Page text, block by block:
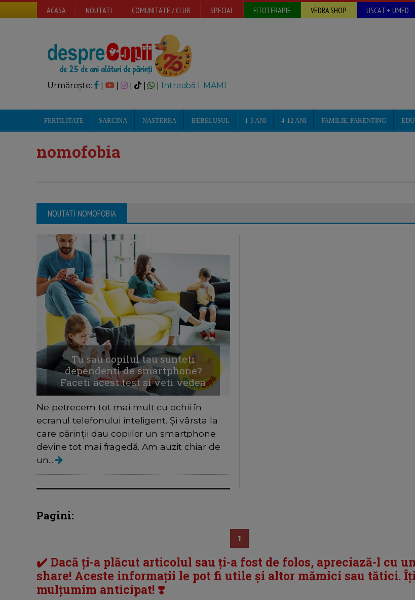
ACASA NOUTATI COMUNITATE / CLUB SPECIAL FITOTERAPIE VEDRA SHOP USCAT + UMED
Urmărește: | | Intreabă I-MAMI
FERTILITATE SARCINA NASTEREA BEBELUSUL 1-3 ANI 4-12 ANI FAMILIE, PARENTING
nomofobia
NOUTATI NOMOFOBIA
Tu sau copilul tau sunteti
dependenti de smartphone?
Faceti acest test si veti vedea
Ne petrecem tot mai mult cu ochii în
ecranul telefonului inteligent. Și vârsta la
care părinții dau copiilor un smartphone
devine tot mai fragedă. Am auzit chiar de
un...
Pagini:
1
✔️ Dacă ți-a plăcut articolul sau ți-a fost de folos, apreciază-l cu
share! Aceste informații le pot fi utile și altor mămici sau tătici. Îți
mulțumim anticipat! ❣️